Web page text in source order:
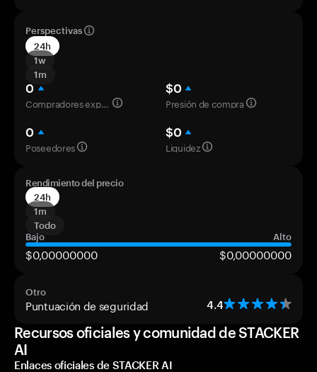
Perspectivas
24h
1w
1m
0
Compradores experimentados
$0
Presión de compra
0
Poseedores
$0
Liquidez
Rendimiento del precio
24h
1m
Todo
Bajo
Alto
$0,00000000 $0,00000000
Otro
Puntuación de seguridad 4.4
Recursos oficiales y comunidad de STACKER
AI
Enlaces oficiales de STACKER AI